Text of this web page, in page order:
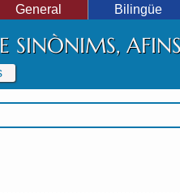
General Bilingüe
SINÒNIMS,